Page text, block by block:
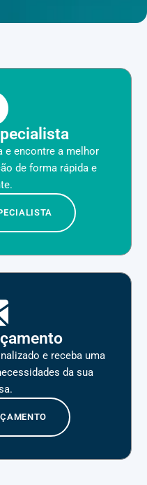
e encontre a melhor
de forma rápida e
e receba uma
da sua